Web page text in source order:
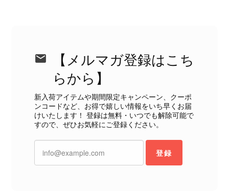
ではなかったため、ショックも大きかったです。 私は今後こちら
で購入することはないですが、同じような思いをする購入者が出
ないよう、商品の状態をより正確に記載し、見えない部分も含め
て写真や説明で分かるよう改善していただきたいです。
この度は、楽しみにお待ちいただいた
念な思いをおかけしましたこと、心よ
りお詫び申し上げます。お受け取りに
なった際のお気持ちを思うと、大変心
【メルマガ登録はこち
らから】
新入荷アイテムや期間限定キャンペーン、クーポ
ンコードなど、お得で嬉しい情報をいち早くお届
けいたします！ 登録は無料・いつでも解除可能で
すので、ぜひお気軽にご登録ください。
登録